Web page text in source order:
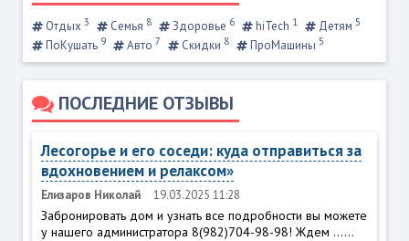
Отдых 3 Семья 8 Здоровье 6 hiTech 1 Детям 5
ПоКушать 9 Авто 7 Скидки 8 ПроМашины 5
ПОСЛЕДНИЕ ОТЗЫВЫ
Лесогорье и его соседи: куда отправиться за
вдохновением и релаксом»
Елизаров Николай 19.03.2025 11:28
Забронировать дом и узнать все подробности вы можете
у нашего администратора 8(982)704-98-98! Ждем ......